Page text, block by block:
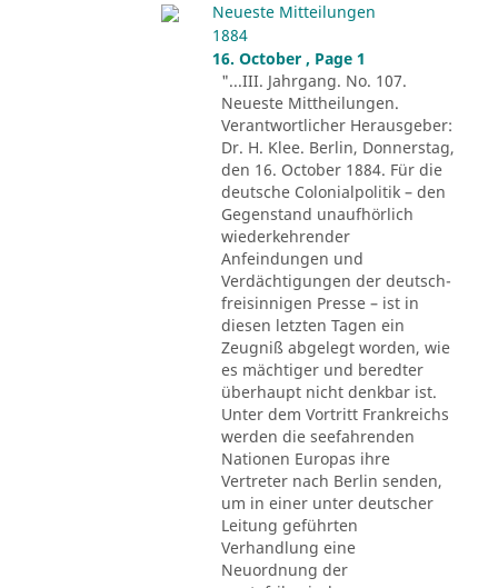
Neueste Mitteilungen
1884
16. October , Page 1
"...III. Jahrgang. No. 107.
Neueste Mittheilungen.
Verantwortlicher Herausgeber:
Dr. H. Klee. Berlin, Donnerstag,
den 16. October 1884. Für die
deutsche Colonialpolitik – den
Gegenstand unaufhörlich
wiederkehrender
Anfeindungen und
Verdächtigungen der deutsch-
freisinnigen Presse – ist in
diesen letzten Tagen ein
Zeugniß abgelegt worden, wie
es mächtiger und beredter
überhaupt nicht denkbar ist.
Unter dem Vortritt Frankreichs
werden die seefahrenden
Nationen Europas ihre
Vertreter nach Berlin senden,
um in einer unter deutscher
Leitung geführten
Verhandlung eine
Neuordnung der